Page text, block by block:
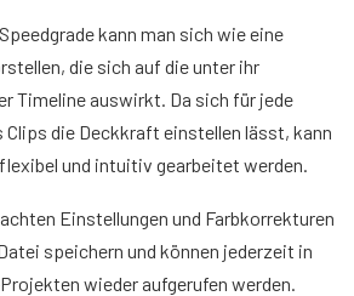
kann man sich wie eine
die sich auf die unter ihr
Timeline auswirkt. Da sich für jede
Clips die Deckkraft einstellen lässt, kann
und intuitiv gearbeitet werden.
Einstellungen und Farbkorrekturen
speichern und können jederzeit in
wieder aufgerufen werden.